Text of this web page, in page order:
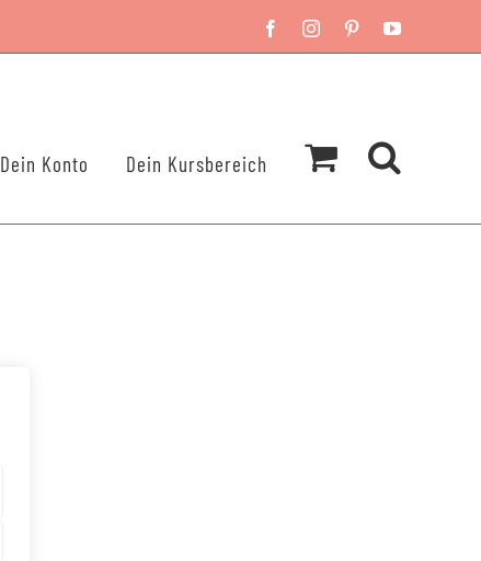
FacebookInstagram
Pinterest
Dein Konto Dein Kursbereich